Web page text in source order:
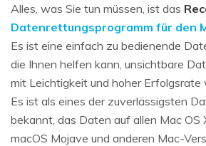
Alles, was Sie tun müssen, ist das
Datenrettungsprogramm für den
Es ist eine einfach zu bedienende
die Ihnen helfen kann, unsichtbare
mit Leichtigkeit und hoher Erfolgsrate
Es ist als eines der zuverlässigsten
bekannt, das Daten auf allen Mac OS
macOS Mojave und anderen Mac-